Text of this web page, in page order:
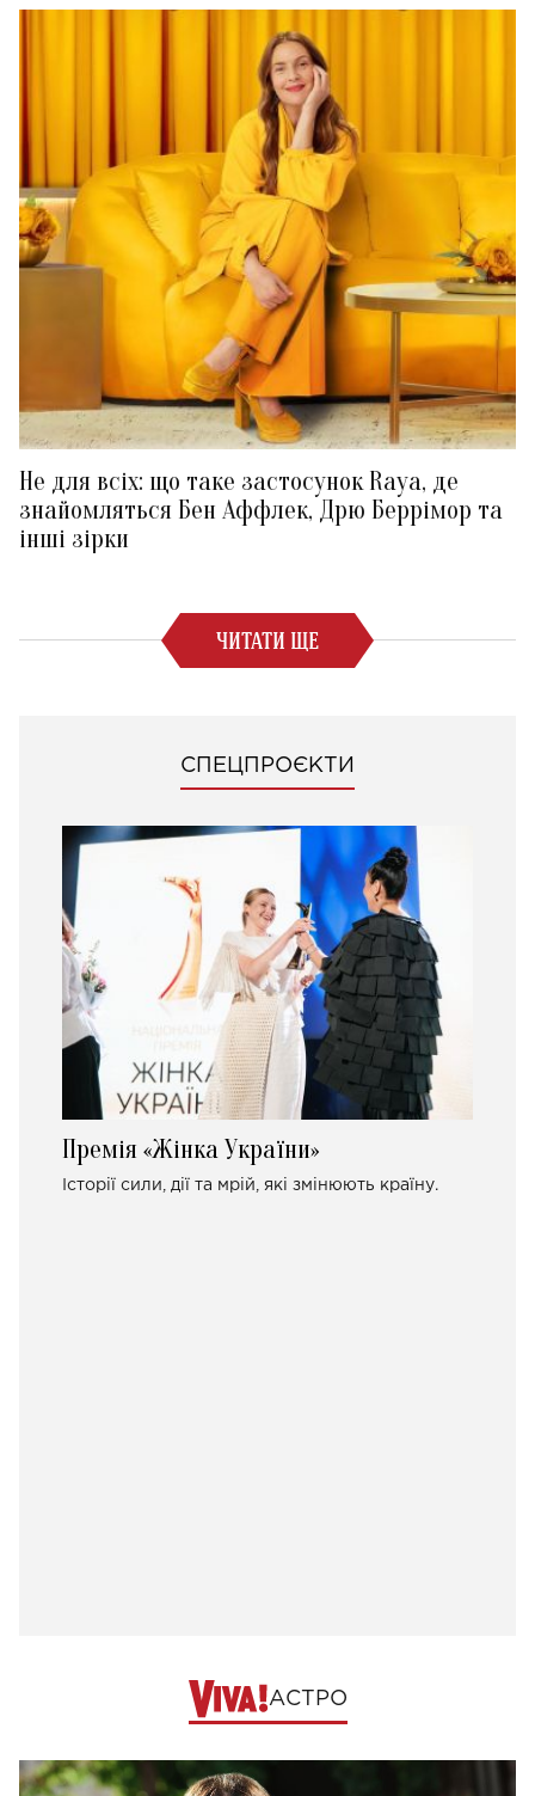
Не для всіх: що таке застосунок Raya, де
знайомляться Бен Аффлек, Дрю Беррімор та
інші зірки
ЧИТАТИ ЩЕ
СПЕЦПРОЄКТИ
Премія «Жінка України»
Історії сили, дії та мрій, які змінюють країну.
АСТРО